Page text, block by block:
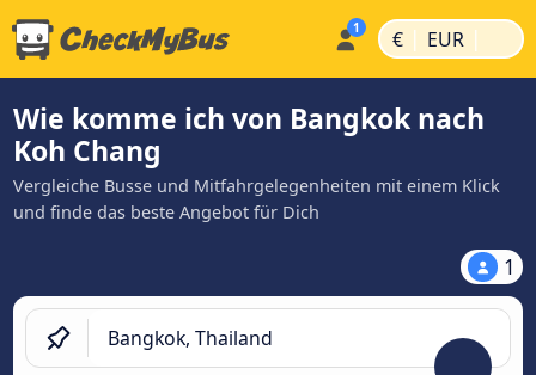
€ | EUR |
Wie komme ich von Bangkok nach
Koh Chang
Vergleiche Busse und Mitfahrgelegenheiten mit einem Klick
und finde das beste Angebot für Dich
1